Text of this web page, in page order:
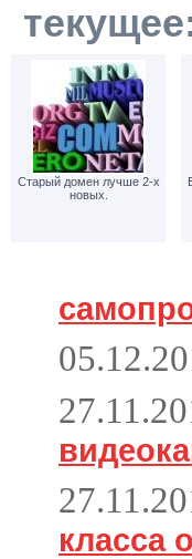
Старый домен лучше 2-х
новых.
класса